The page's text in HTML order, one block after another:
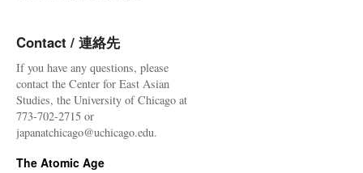
Contact / 連絡先
If you have any questions, please
contact the Center for East Asian
Studies, the University of Chicago at
773-702-2715 or
japanatchicago@uchicago.edu.
The Atomic Age